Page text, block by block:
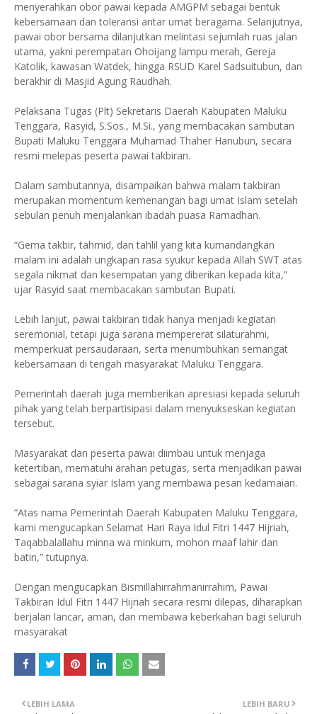
menyerahkan obor pawai kepada AMGPM sebagai bentuk
kebersamaan dan toleransi antar umat beragama. Selanjutnya,
pawai obor bersama dilanjutkan melintasi sejumlah ruas jalan
utama, yakni perempatan Ohoijang lampu merah, Gereja
Katolik, kawasan Watdek, hingga RSUD Karel Sadsuitubun, dan
berakhir di Masjid Agung Raudhah.
Pelaksana Tugas (Plt) Sekretaris Daerah Kabupaten Maluku
Tenggara, Rasyid, S.Sos., M.Si., yang membacakan sambutan
Bupati Maluku Tenggara Muhamad Thaher Hanubun, secara
resmi melepas peserta pawai takbiran.
Dalam sambutannya, disampaikan bahwa malam takbiran
merupakan momentum kemenangan bagi umat Islam setelah
sebulan penuh menjalankan ibadah puasa Ramadhan.
“Gema takbir, tahmid, dan tahlil yang kita kumandangkan
malam ini adalah ungkapan rasa syukur kepada Allah SWT atas
segala nikmat dan kesempatan yang diberikan kepada kita,”
ujar Rasyid saat membacakan sambutan Bupati.
Lebih lanjut, pawai takbiran tidak hanya menjadi kegiatan
seremonial, tetapi juga sarana mempererat silaturahmi,
memperkuat persaudaraan, serta menumbuhkan semangat
kebersamaan di tengah masyarakat Maluku Tenggara.
Pemerintah daerah juga memberikan apresiasi kepada seluruh
pihak yang telah berpartisipasi dalam menyukseskan kegiatan
tersebut.
Masyarakat dan peserta pawai diimbau untuk menjaga
ketertiban, mematuhi arahan petugas, serta menjadikan pawai
sebagai sarana syiar Islam yang membawa pesan kedamaian.
“Atas nama Pemerintah Daerah Kabupaten Maluku Tenggara,
kami mengucapkan Selamat Hari Raya Idul Fitri 1447 Hijriah,
Taqabbalallahu minna wa minkum, mohon maaf lahir dan
batin,” tutupnya.
Dengan mengucapkan Bismillahirrahmanirrahim, Pawai
Takbiran Idul Fitri 1447 Hijriah secara resmi dilepas, diharapkan
berjalan lancar, aman, dan membawa keberkahan bagi seluruh
masyarakat
LEBIH BARU
LEBIH LAMA